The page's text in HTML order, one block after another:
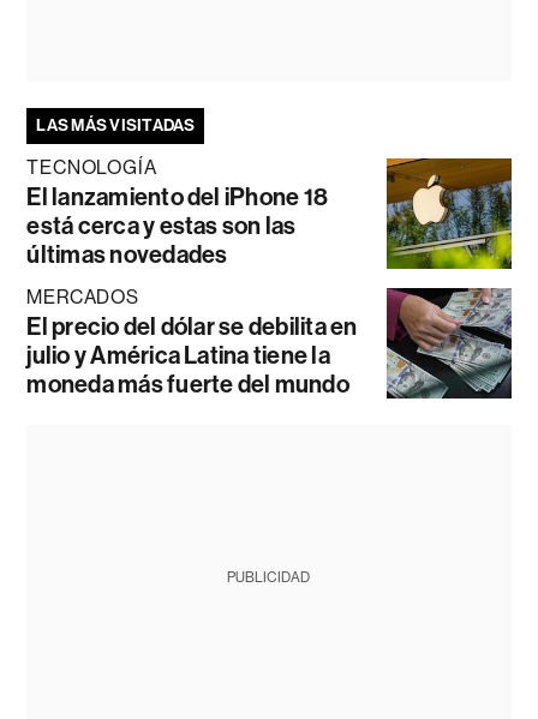
LAS MÁS VISITADAS
TECNOLOGÍA
El lanzamiento del iPhone 18
está cerca y estas son las
últimas novedades
MERCADOS
El precio del dólar se debilita en
julio y América Latina tiene la
moneda más fuerte del mundo
PUBLICIDAD